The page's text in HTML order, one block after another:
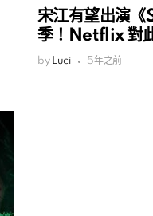
宋江有望出演
季！Netflix 對
by Luci 5年之前